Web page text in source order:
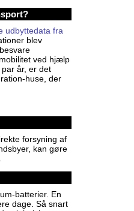
udbyttedata fra
blev
ved hjælp
år, er det
huse, der
forsyning af
kan gøre
batterier. En
dage. Så snart